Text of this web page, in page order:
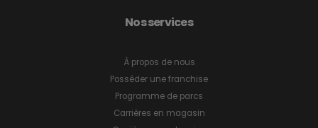
Nos services
À propos de nous
Posséder une franchise
Programme de parcs
Carrières en magasin